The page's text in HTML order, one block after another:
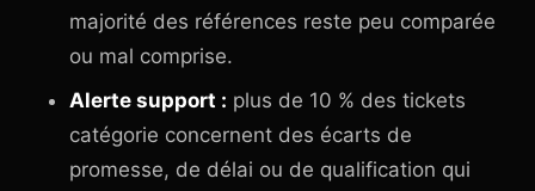
majorité des références reste peu comparée
ou mal comprise.
Alerte support : plus de 10 % des tickets
catégorie concernent des écarts de
promesse, de délai ou de qualification qui